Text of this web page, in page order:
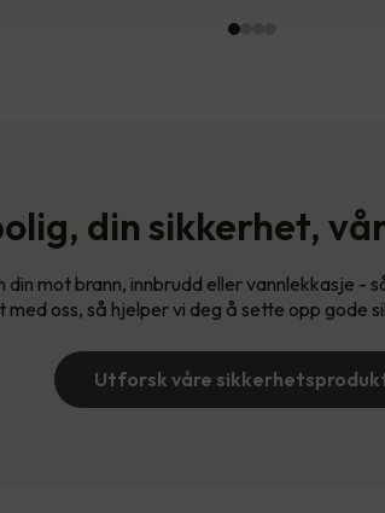
din sikkerhet,
din mot brann, innbrudd eller vannlekkasje -
med oss, så hjelper vi deg å sette opp gode
Utforsk våre